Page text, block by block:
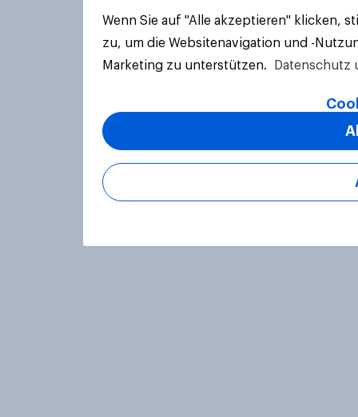
Wenn Sie auf "Alle akzeptieren" klicken,
zu, um die Websitenavigation und -
Marketing zu unterstützen.
Datenschutz